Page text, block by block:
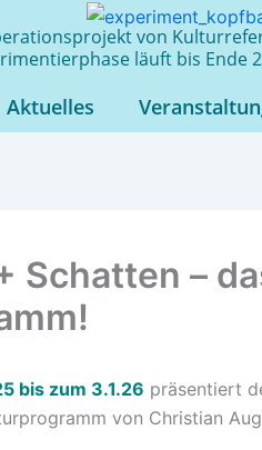
von
läuft bis Ende
Aktuelles
Schatten –
bis zum 3.1.26 präsentiert
von Christian